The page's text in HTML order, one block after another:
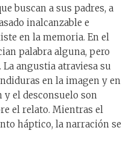
buscan a sus padres, a
inalcanzable e
en la memoria. En el
palabra alguna, pero
angustia atraviesa su
en la imagen y en
y el desconsuelo son
el relato. Mientras el
háptico, la narración se